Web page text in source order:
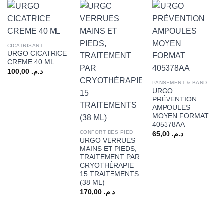
CICATRISANT
URGO CICATRICE
CREME 40 ML
د.م. 100,00
CONFORT DES PIED
URGO VERRUES
MAINS ET PIEDS,
TRAITEMENT PAR
CRYOTHÉRAPIE
15 TRAITEMENTS
(38 ML)
د.م. 170,00
URGO
PRÉVENTION
AMPOULES
MOYEN FORMAT
405378AA
د.م. 65,00